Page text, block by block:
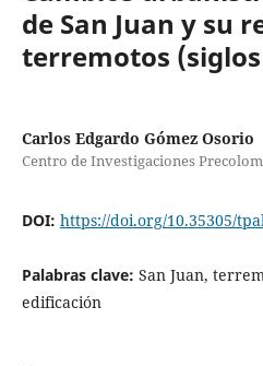
de San Juan y su
terremotos (siglos
Carlos Edgardo Gómez Osorio
Centro de Investigaciones
DOI: https://doi.org/10.35305/
Palabras clave: San Juan,
edificación